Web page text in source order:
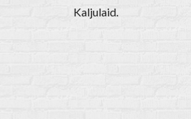
Kaljulaid.